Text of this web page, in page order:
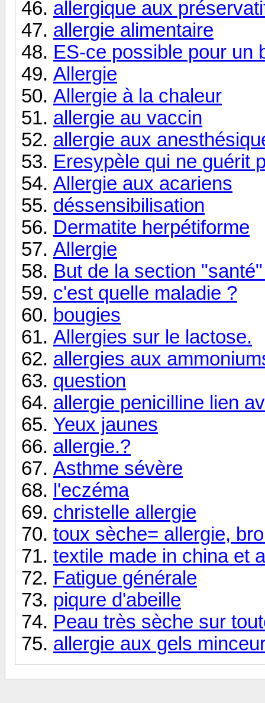
allergique aux
allergie alimentaire
ES-ce possible pour un
Allergie
Allergie à la chaleur
allergie au vaccin
allergie aux
Eresypèle qui ne guérit
Allergie aux acariens
déssensibilisation
Dermatite herpétiforme
Allergie
But de la section
c'est quelle maladie ?
bougies
Allergies sur le lactose.
allergies aux
question
allergie penicilline lien
Yeux jaunes
allergie.?
Asthme sévère
l'eczéma
christelle allergie
toux sèche= allergie,
textile made in china et
Fatigue générale
piqure d'abeille
Peau très sèche sur
allergie aux gels